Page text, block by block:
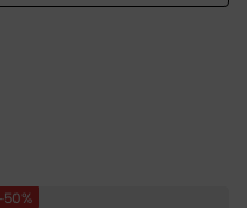
50%